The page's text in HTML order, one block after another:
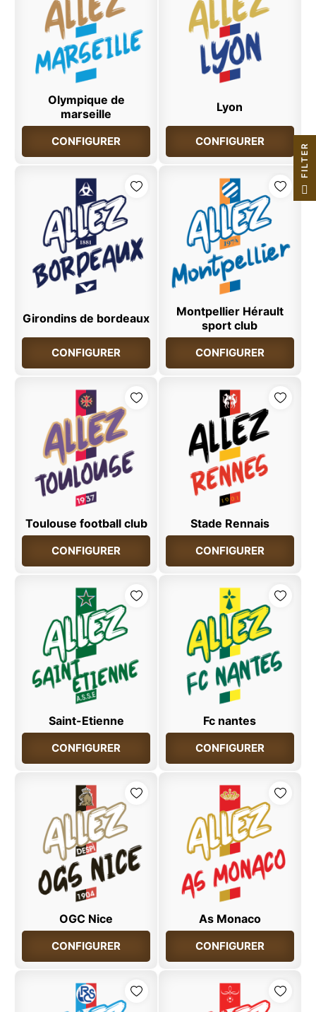
Olympique de
marseille
CONFIGURER
Lyon
CONFIGURER
Girondins de bordeaux
CONFIGURER
Montpellier Hérault
sport club
CONFIGURER
Toulouse football club
CONFIGURER
Stade Rennais
CONFIGURER
Saint-Etienne
CONFIGURER
Fc nantes
CONFIGURER
OGC Nice
CONFIGURER
As Monaco
CONFIGURER
R